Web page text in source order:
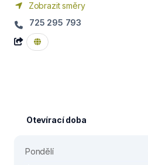
Zobrazit směry
725 295 793
Otevírací doba
Pondělí